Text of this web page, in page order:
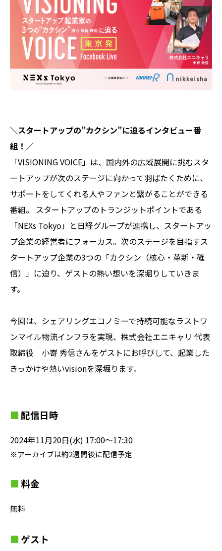
＼スタートアップの”カクシン”に迫るインタビュー番
組！／
「VISIONING VOICE」は、国内外の広域展開に挑むスタ
ートアップが次のステージに向かって羽ばたくために、
サポートをしてくれる人やファンと繋がることができる
番組。 スタートアップのトランジットポイントである
「NEXs Tokyo」と日経グループが連携し、スタートアッ
プ企業の経営者にフォーカス。次のステージを目指すス
タートアップ企業の3つの「カクシン（核心・革新・確
信）」に迫り、ゲストの熱い想いを深堀りしていきま
す。
今回は、シェアリングエコノミーで持続可能なラストワ
ンマイル物流インフラを実現、株式会社エニキャリ 代表
取締役 小嵜 秀信さんをゲストにお呼びして、起業した
きっかけや熱いvisionを深堀ります。
配信日時
2024年11月20日(水) 17:00〜17:30
※アーカイブは約2週間後に配信予定
料金
無料
ゲスト